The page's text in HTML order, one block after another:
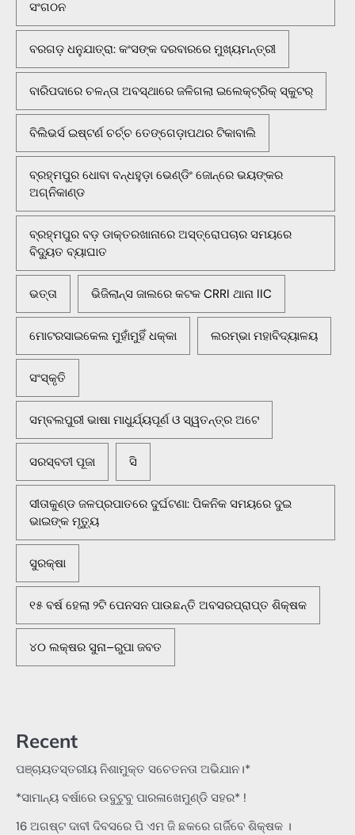
ସଂଗଠନ
ବରଗଡ଼ ଧନୁଯାତ୍ରା: କଂସଙ୍କ ଦରବାରରେ ମୁଖ୍ୟମନ୍ତ୍ରୀ
ବାରିପଦାରେ ଚଳନ୍ତା ଅବସ୍ଥାରେ ଜଳିଗଲା ଇଲେକ୍ଟ୍ରିକ୍ ସ୍କୁଟର୍
ବିଲିଭର୍ସ ଇଷ୍ଟର୍ଣ ଚର୍ଚ୍ଚ ତେଙ୍ଗେଡ଼ାପଥର ଟିକାବାଲି
ବ୍ରହ୍ମପୁର ଧୋବା ବନ୍ଧହୁଡ଼ା ଭେଣ୍ଡିଂ ଜୋନ୍‌ରେ ଭୟଙ୍କର
ଅଗ୍ନିକାଣ୍ଡ
ବ୍ରହ୍ମପୁର ବଡ଼ ଡାକ୍ତରଖାନାରେ ଅସ୍ତ୍ରୋପଚାର ସମୟରେ
ବିଦ୍ୟୁତ ବ୍ୟାଘାତ
ଭତ୍ତା ଭିଜିଲାନ୍ସ ଜାଲରେ କଟକ CRRI ଥାନା IIC
ମୋଟରସାଇକେଲ ମୁହାଁମୁହିଁ ଧକ୍କା ଲରମ୍ଭା ମହାବିଦ୍ୟାଳୟ
ସଂସ୍କୃତି
ସମ୍ବଲପୁରୀ ଭାଷା ମାଧୁର୍ଯ୍ୟପୂର୍ଣ ଓ ସ୍ୱତନ୍ତ୍ର ଅଟେ
ସରସ୍ବତୀ ପୂଜା ସି
ସୀତାକୁଣ୍ଡ ଜଳପ୍ରପାତରେ ଦୁର୍ଘଟଣା: ପିକନିକ ସମୟରେ ଦୁଇ
ଭାଇଙ୍କ ମୃତ୍ୟୁ
ସୁରକ୍ଷା
୧୫ ବର୍ଷ ହେଲା ୨ଟି ପେନସନ ପାଉଛନ୍ତି ଅବସରପ୍ରାପ୍ତ ଶିକ୍ଷକ
୪୦ ଲକ୍ଷର ସୁନା–ରୁପା ଜବତ
Recent
ପଞ୍ଚାୟତସ୍ତରୀୟ ନିଶାମୁକ୍ତ ସଚେତନତା ଅଭିଯାନ।*
*ସାମାନ୍ୟ ବର୍ଷାରେ ଉବୁଟୁବୁ ପାରଳାଖେମୁଣ୍ଡି ସହର* !
16 ଅଗଷ୍ଟ ଦାବୀ ଦିବସରେ ପି ଏମ ଜି ଛକରେ ଗର୍ଜିବେ ଶିକ୍ଷକ ।